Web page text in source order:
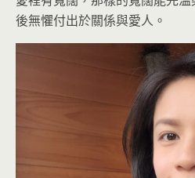
後無懼付出於關係與愛人。